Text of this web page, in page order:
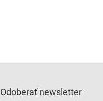
Odoberať newsletter